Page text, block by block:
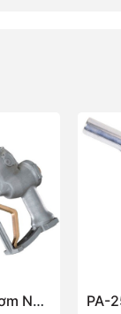
PA-280 – Vòi Bơm Nhiên Liệu Tự Động Lưu Lượng 250 Lít/Phút | Gespasa Tây Ban Nha